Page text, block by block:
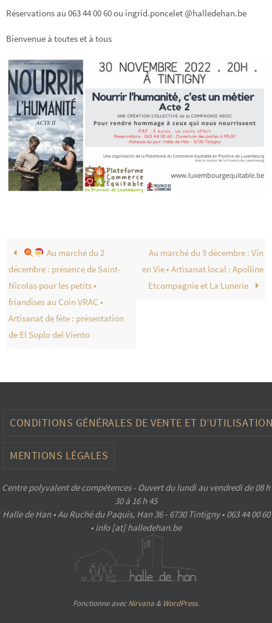
Réservations au 063 44 00 60 ou ingrid.poncelet @halledehan.be
Bienvenue à toutes et à tous
Au marché du 2
décembre : présence de Saint-
Nicolas pour les petits •
friandises au Coin VRAC •
Artisanat de fête : présentation
de El Soplo del Viento
Au marché du 9 décembre : Vin
en Vie • Artisanat local : Apolline
Etcompagnie et La Lunerie
CONDITIONS GÉNÉRALES DE VENTE ET
MENTIONS LÉGALES
Centre polyvalent de compétences - Ouvert du lundi au vendredi de 08 h
30 à 16 h 45
Halle de Han • Au Ruché du Paquis, Han 36 - 6730 Tintigny • 063 44 00 60
• info [at] halledehan.be
Fonctionne avecNirvana & WordPress.